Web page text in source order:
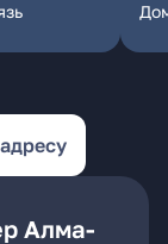
Алма-